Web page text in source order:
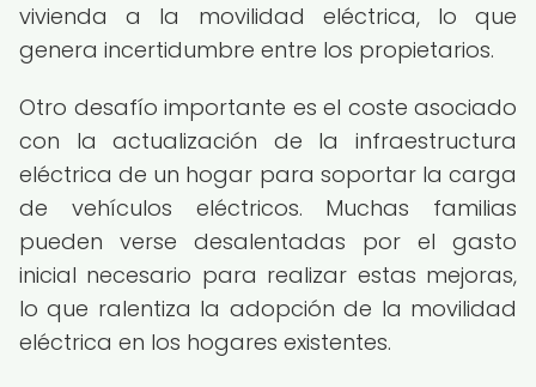
vivienda a la movilidad eléctrica, lo que
genera incertidumbre entre los propietarios.
Otro desafío importante es el coste asociado
con la actualización de la infraestructura
eléctrica de un hogar para soportar la carga
de vehículos eléctricos. Muchas familias
pueden verse desalentadas por el gasto
inicial necesario para realizar estas mejoras,
lo que ralentiza la adopción de la movilidad
eléctrica en los hogares existentes.